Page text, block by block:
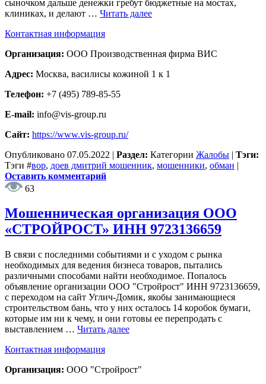
сыночком дальше денежки гребут бюджетные на мостах,
клиниках, и делают … Читать далее
Контактная информация
Организация: ООО Производственная фирма ВИС
Адрес: Москва, василисы кожиной 1 к 1
Телефон: +7 (495) 789-85-55
E-mail: info@vis-group.ru
Сайт: https://www.vis-group.ru/
Опубликовано 07.05.2022 | Раздел: Категории Жалобы | Тэги:
Тэги #вор, доев дмитрий мошенник, мошенники, обман |
Оставить комментарий
63
Мошенническая организация ООО
«СТРОЙРОСТ» ИНН 9723136659
В связи с последними событиями и с уходом с рынка
необходимых для ведения бизнеса товаров, пытались
различными способами найти необходимое. Попалось
объявление организации ООО "Стройрост" ИНН 9723136659,
с переходом на сайт Углич-Домик, якобы занимающиеся
строительством бань, что у них осталось 14 коробок бумаги,
которые им ни к чему, и они готовы ее перепродать с
выставлением … Читать далее
Контактная информация
Организация: ООО "Стройрост"